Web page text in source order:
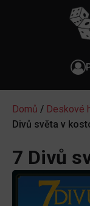
Domů / Deskové
Divů světa v
7 Divů